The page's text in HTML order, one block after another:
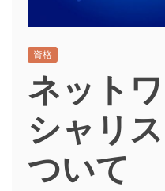
資格
ネット
シャリ
ついて